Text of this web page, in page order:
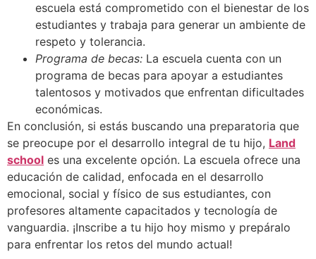
escuela está comprometido con el bienestar de los
estudiantes y trabaja para generar un ambiente de
respeto y tolerancia.
Programa de becas: La escuela cuenta con un
programa de becas para apoyar a estudiantes
talentosos y motivados que enfrentan dificultades
económicas.
En conclusión, si estás buscando una preparatoria que
se preocupe por el desarrollo integral de tu hijo, Land
school es una excelente opción. La escuela ofrece una
educación de calidad, enfocada en el desarrollo
emocional, social y físico de sus estudiantes, con
profesores altamente capacitados y tecnología de
vanguardia. ¡Inscribe a tu hijo hoy mismo y prepáralo
para enfrentar los retos del mundo actual!